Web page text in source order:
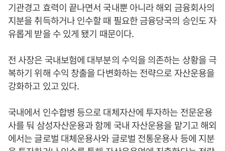
기관경고 효력이 끝나면서 국내뿐 아니라 해외 금융회사의
지분을 취득하거나 인수할 때 필요한 금융당국의 승인도 자
유롭게 받을 수 있게 됐기 때문이다.
전 사장은 국내보험에 대부분의 수익을 의존하는 상황을 극
복하기 위해 수익 창출을 다변화하는 전략으로 자산운용을
강화하고 있고 있다.
국내에서 인수합병 등으로 대체자산에 투자하는 전문운용
사를 둬 삼성자산운용과 함께 국내 자산운용을 맡기고 해외
에서는 글로벌 대체운용사와 글로벌 전통운용사 등에 지분